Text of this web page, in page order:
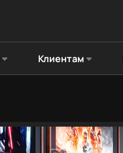
Клиентам